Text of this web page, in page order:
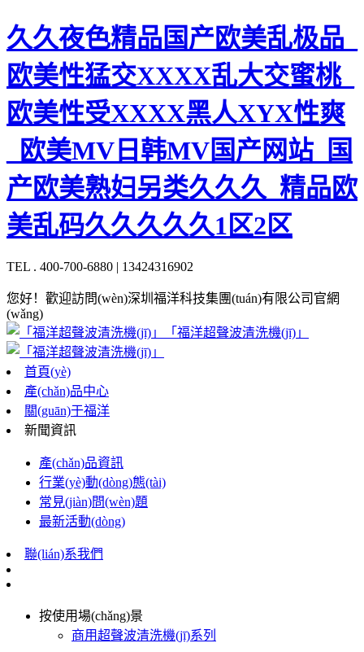
久久夜色精品国产欧美乱极品_
欧美性猛交XXXX乱大交蜜桃_
欧美性受XXXX黑人XYX性爽
_欧美MV日韩MV国产网站_国
产欧美熟妇另类久久久_精品欧
美乱码久久久久久1区2区
TEL . 400-700-6880 | 13424316902
您好！歡迎訪問(wèn)深圳福洋科技集團(tuán)有限公司官網
(wǎng)
「福洋超聲波清洗機(jī)」
首頁(yè)
產(chǎn)品中心
關(guān)于福洋
新聞資訊
產(chǎn)品資訊
行業(yè)動(dòng)態(tài)
常見(jiàn)問(wèn)題
最新活動(dòng)
聯(lián)系我們
按使用場(chǎng)景
商用超聲波清洗機(jī)系列